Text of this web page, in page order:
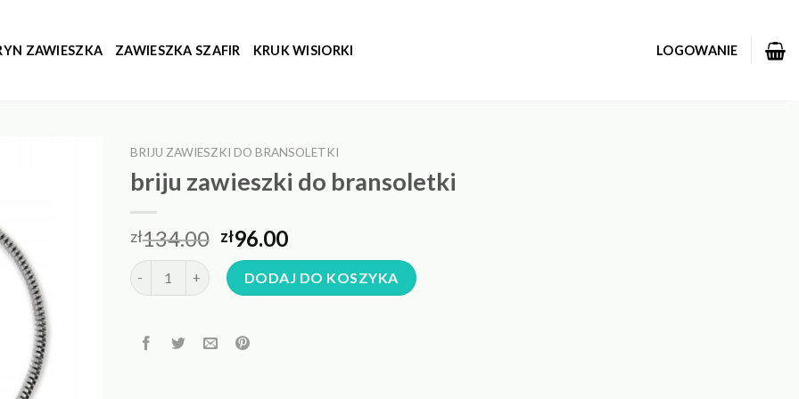
ZAWIESZKA ZAWIESZKA SZAFIR KRUK WISIORKI LOGOWANIE
BRIJU ZAWIESZKI DO BRANSOLETKI
briju zawieszki do bransoletki
zł134.00 zł96.00
ilość briju zawieszki do bransoletki
DODAJ DO KOSZYKA